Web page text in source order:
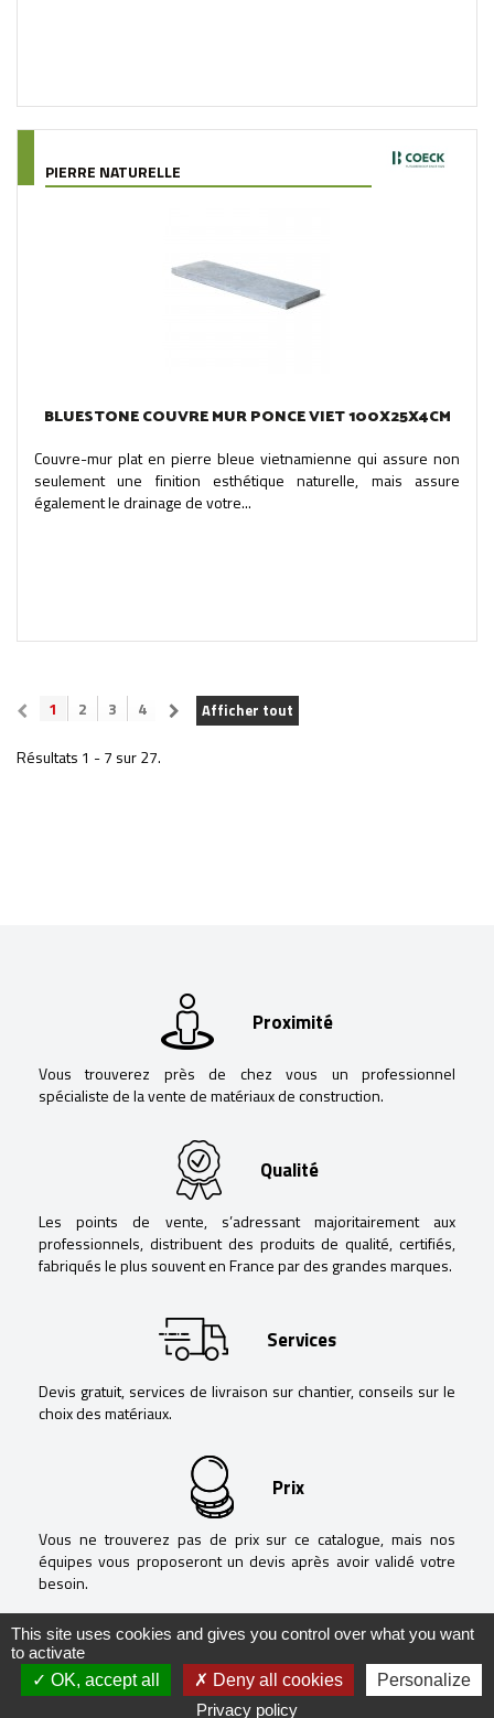
PIERRE NATURELLE
BLUESTONE COUVRE MUR PONCE VIET 100X25X4CM
Couvre-mur plat en pierre bleue vietnamienne qui assure non
seulement une finition esthétique naturelle, mais assure
également le drainage de votre...
Afficher tout
1 2 3 4
Résultats 1 - 7 sur 27.
Proximité
Vous trouverez près de chez vous un professionnel
spécialiste de la vente de matériaux de construction.
Qualité
Les points de vente, s’adressant majoritairement aux
professionnels, distribuent des produits de qualité, certifiés,
fabriqués le plus souvent en France par des grandes marques.
Services
Devis gratuit, services de livraison sur chantier, conseils sur le
choix des matériaux.
Prix
Vous ne trouverez pas de prix sur ce catalogue, mais nos
équipes vous proposeront un devis après avoir validé votre
besoin.
@ Negoguide - 2020 - Mentions légales- Politique de confidentialité-
RéalisationRÉVÉLATIONS
This site uses cookies and gives you control over what you want
to activate
OK, accept all
Deny all cookies
Personalize
Privacy policy